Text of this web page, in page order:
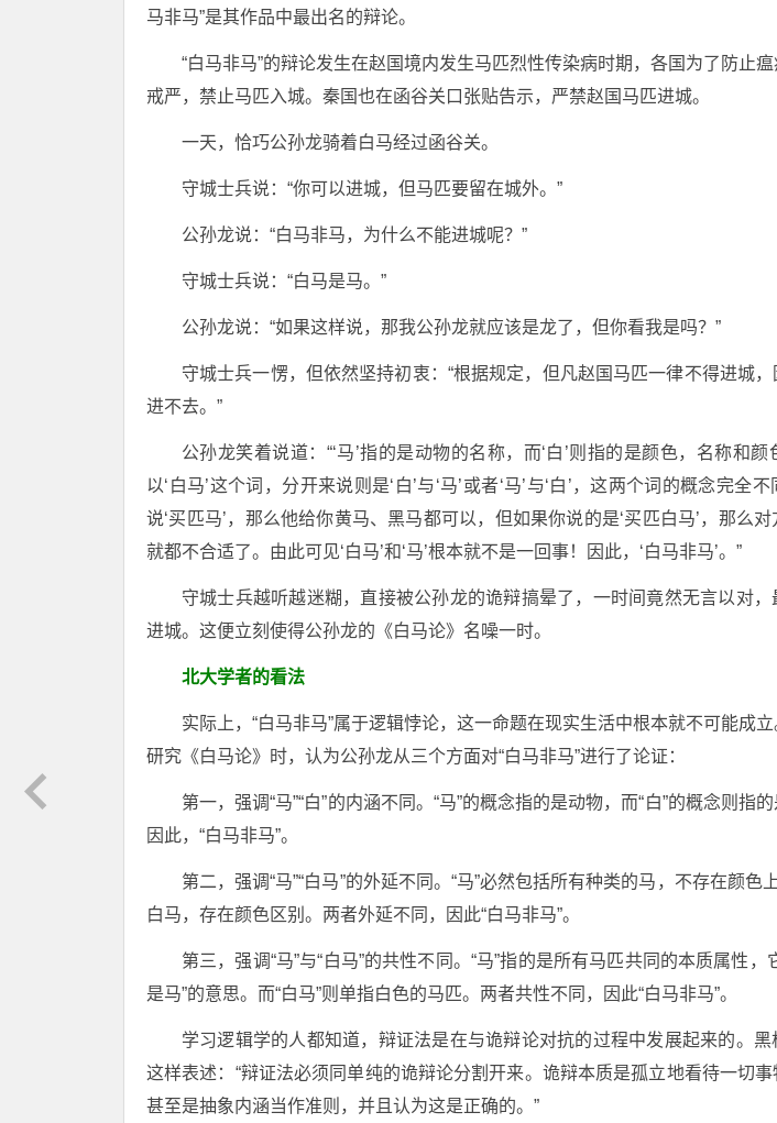
马非马”是其作品中最出名的辩论。
“白马非马”的辩论发生在赵国境内发生马匹烈性传染病时期，各国为了防止
戒严，禁止马匹入城。秦国也在函谷关口张贴告示，严禁赵国马匹进城。
一天，恰巧公孙龙骑着白马经过函谷关。
守城士兵说：“你可以进城，但马匹要留在城外。”
公孙龙说：“白马非马，为什么不能进城呢？”
守城士兵说：“白马是马。”
公孙龙说：“如果这样说，那我公孙龙就应该是龙了，但你看我是吗？”
守城士兵一愣，但依然坚持初衷：“根据规定，但凡赵国马匹一律不得进城
进不去。”
公孙龙笑着说道：“‘马’指的是动物的名称，而‘白’则指的是颜色，名称和
以‘白马’这个词，分开来说则是‘白’与‘马’或者‘马’与‘白’，这两个词的概念完全
说‘买匹马’，那么他给你黄马、黑马都可以，但如果你说的是‘买匹白马’，那么
就都不合适了。由此可见‘白马’和‘马’根本就不是一回事！因此，‘白马非马’。”
守城士兵越听越迷糊，直接被公孙龙的诡辩搞晕了，一时间竟然无言以对
进城。这便立刻使得公孙龙的《白马论》名噪一时。
北大学者的看法
实际上，“白马非马”属于逻辑悖论，这一命题在现实生活中根本就不可能成
研究《白马论》时，认为公孙龙从三个方面对“白马非马”进行了论证：
第一，强调“马”“白”的内涵不同。“马”的概念指的是动物，而“白”的概念则指
因此，“白马非马”。
第二，强调“马”“白马”的外延不同。“马”必然包括所有种类的马，不存在颜色
白马，存在颜色区别。两者外延不同，因此“白马非马”。
第三，强调“马”与“白马”的共性不同。“马”指的是所有马匹共同的本质属性，
是马”的意思。而“白马”则单指白色的马匹。两者共性不同，因此“白马非马”。
学习逻辑学的人都知道，辩证法是在与诡辩论对抗的过程中发展起来的。
这样表述：“辩证法必须同单纯的诡辩论分割开来。诡辩本质是孤立地看待一切
甚至是抽象内涵当作准则，并且认为这是正确的。”